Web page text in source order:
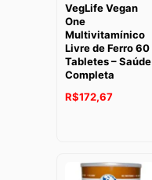
VegLife Vegan
One
Multivitamínico
Livre de Ferro 60
Tabletes – Saúde
Completa
R$172,67